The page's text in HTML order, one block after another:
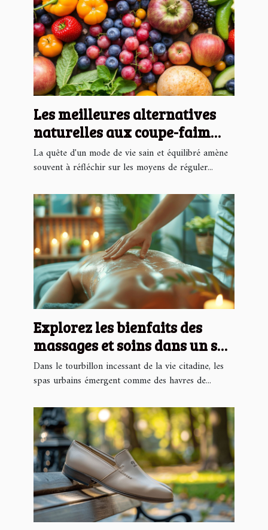
Les meilleures alternatives
naturelles aux coupe-faim
pharmaceutiques
La quête d'un mode de vie sain et équilibré amène
souvent à réfléchir sur les moyens de réguler...
Explorez les bienfaits des
massages et soins dans un spa
urbain
Dans le tourbillon incessant de la vie citadine, les
spas urbains émergent comme des havres de...